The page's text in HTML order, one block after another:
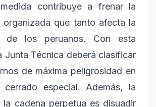
contribuye a frenar la
organizada que tanto afecta la
de los peruanos. Con esta
Junta Técnica deberá clasificar
de máxima peligrosidad en
cerrado especial. Además, la
cadena perpetua es disuadir